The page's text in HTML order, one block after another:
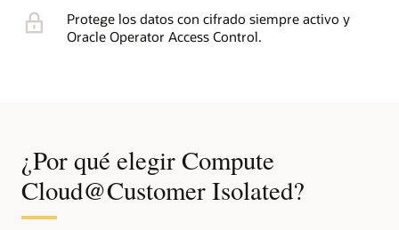
Protege los datos con cifrado siempre activo y
Oracle Operator Access Control.
¿Por qué elegir Compute
Cloud@Customer Isolated?